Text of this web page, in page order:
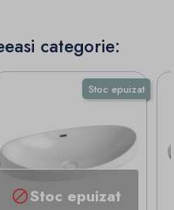
categorie:
Stoc epuizat
Stoc epuizat